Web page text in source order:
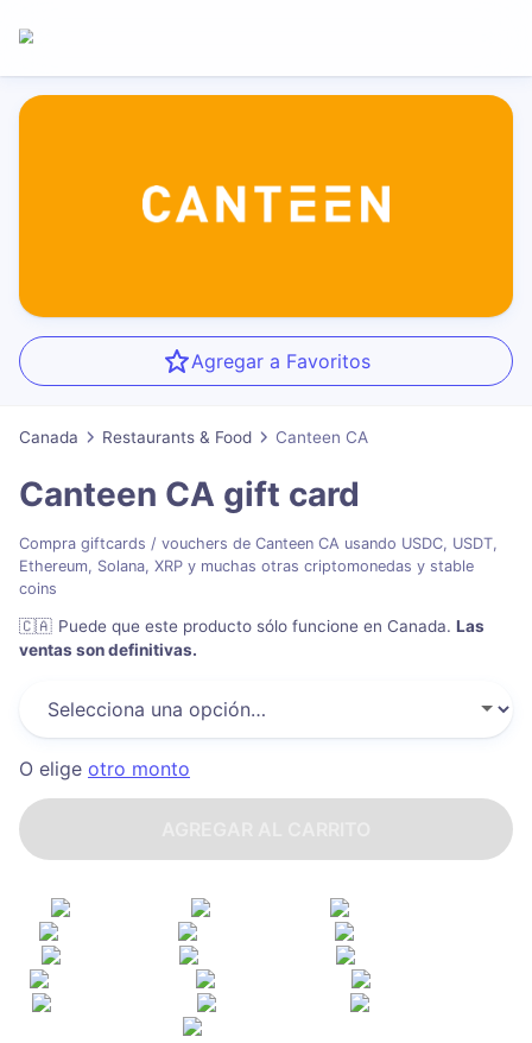
Agregar a Favoritos
Canada Restaurants & Food Canteen CA
Canteen CA gift card
Compra giftcards / vouchers de Canteen CA usando USDC, USDT,
Ethereum, Solana, XRP y muchas otras criptomonedas y stable
coins
🇨🇦 Puede que este producto sólo funcione en Canada. Las
ventas son definitivas.
O elige otro monto